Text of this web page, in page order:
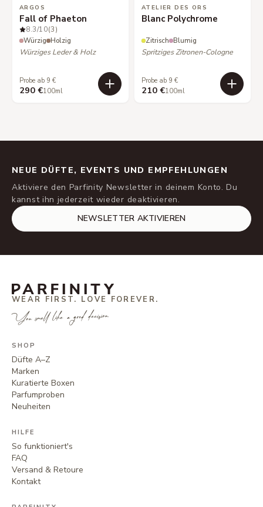
ARGOS
Fall of Phaeton
8.3/10(3)
Würzig Holzig
Würziges Leder & Holz
Probe ab 9 €
290 €100ml
ATELIER DES ORS
Blanc Polychrome
Zitrisch Blumig
Spritziges Zitronen-Cologne
Probe ab 9 €
210 €100ml
NEUE DÜFTE, EVENTS UND EMPFEHLUNGEN
Aktiviere den Parfinity Newsletter in deinem Konto. Du
kannst ihn jederzeit wieder deaktivieren.
NEWSLETTER AKTIVIEREN
WEAR FIRST. LOVE FOREVER.
You smell like a good decision.
SHOP
Düfte A–Z
Marken
Kuratierte Boxen
Parfumproben
Neuheiten
HILFE
So funktioniert's
FAQ
Versand & Retoure
Kontakt